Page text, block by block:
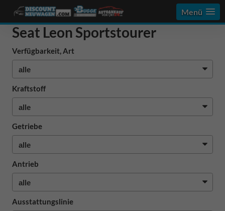
Menü
Seat Leon Sportstourer
Verfügbarkeit, Art
Kraftstoff
Getriebe
Antrieb
Ausstattungslinie